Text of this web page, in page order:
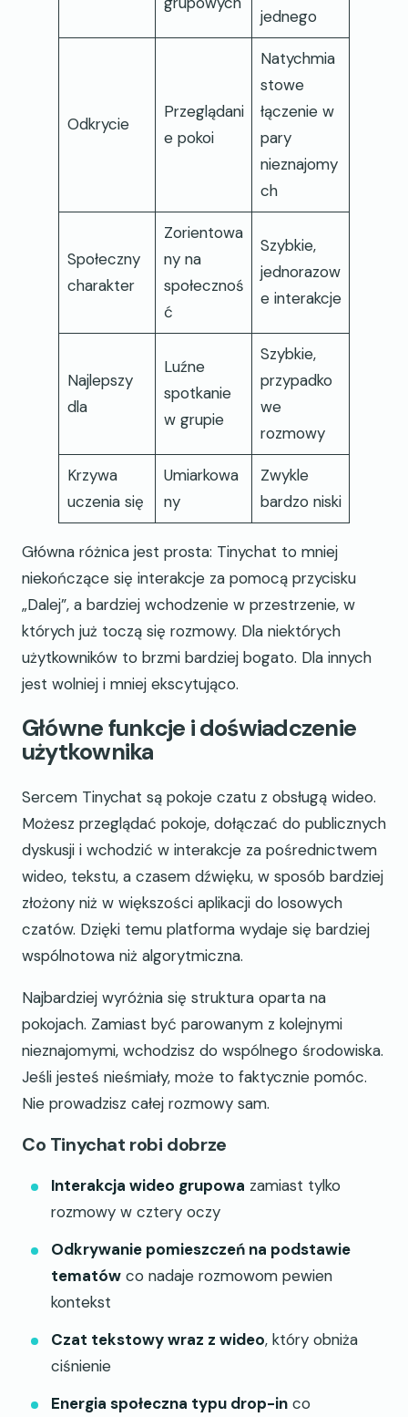
jednego
Odkrycie
Przeglądani
e pokoi
Natychmia
stowe
łączenie w
pary
nieznajomy
ch
Społeczny
charakter
Zorientowa
ny na
społecznoś
ć
Szybkie,
jednorazow
e interakcje
Najlepszy
dla
Luźne
spotkanie
w grupie
Szybkie,
przypadko
we
rozmowy
Krzywa
uczenia się
Umiarkowa
ny
Zwykle
bardzo niski
Główna różnica jest prosta: Tinychat to mniej
niekończące się interakcje za pomocą przycisku
„Dalej”, a bardziej wchodzenie w przestrzenie, w
których już toczą się rozmowy. Dla niektórych
użytkowników to brzmi bardziej bogato. Dla innych
jest wolniej i mniej ekscytująco.
Główne funkcje i doświadczenie
użytkownika
Sercem Tinychat są pokoje czatu z obsługą wideo.
Możesz przeglądać pokoje, dołączać do publicznych
dyskusji i wchodzić w interakcje za pośrednictwem
wideo, tekstu, a czasem dźwięku, w sposób bardziej
złożony niż w większości aplikacji do losowych
czatów. Dzięki temu platforma wydaje się bardziej
wspólnotowa niż algorytmiczna.
Najbardziej wyróżnia się struktura oparta na
pokojach. Zamiast być parowanym z kolejnymi
nieznajomymi, wchodzisz do wspólnego środowiska.
Jeśli jesteś nieśmiały, może to faktycznie pomóc.
Nie prowadzisz całej rozmowy sam.
Co Tinychat robi dobrze
Interakcja wideo grupowa zamiast tylko
rozmowy w cztery oczy
Odkrywanie pomieszczeń na podstawie
tematów co nadaje rozmowom pewien
kontekst
Czat tekstowy wraz z wideo, który obniża
ciśnienie
Energia społeczna typu drop-in co